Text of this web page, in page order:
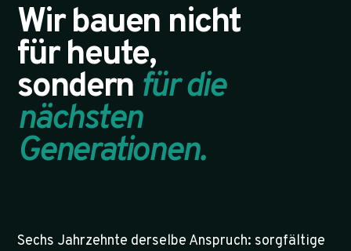
Wir bauen nicht
für heute,
sondern für die
nächsten
Generationen.
Sechs Jahrzehnte derselbe Anspruch: sorgfältige